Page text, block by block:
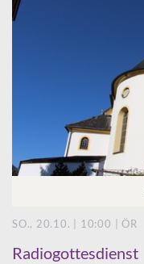
SO., 20.10. | 10:00 | ÖR
Radiogottesdienst